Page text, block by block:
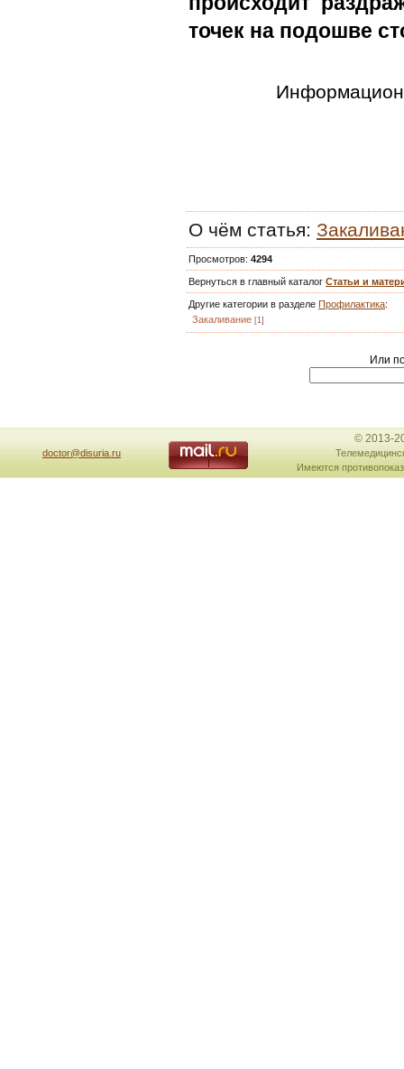
точек на подошве
О чём статья:
Просмотров: 4294
Вернуться в главный каталог Статьи и
Другие категории в разделе Профилактика:
Закаливание [1]
Или
doctor@disuria.ru
© 2013-
Имеются